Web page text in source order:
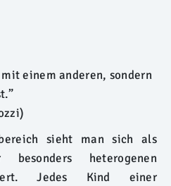
einem anderen, sondern
sieht man sich als
heterogenen
Jedes Kind einer